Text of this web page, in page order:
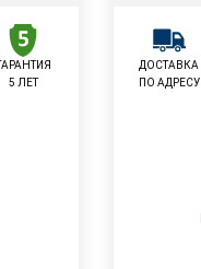
5 ЛЕТ
ДОСТАВКА
ПО АДРЕСУ